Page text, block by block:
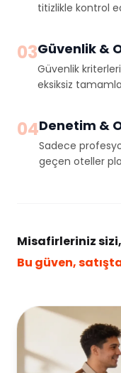
titizlikle kontrol
03Güvenlik &
Güvenlik
eksiksiz
04Denetim &
Sadece
geçen oteller
Misafirleriniz
Bu güven,